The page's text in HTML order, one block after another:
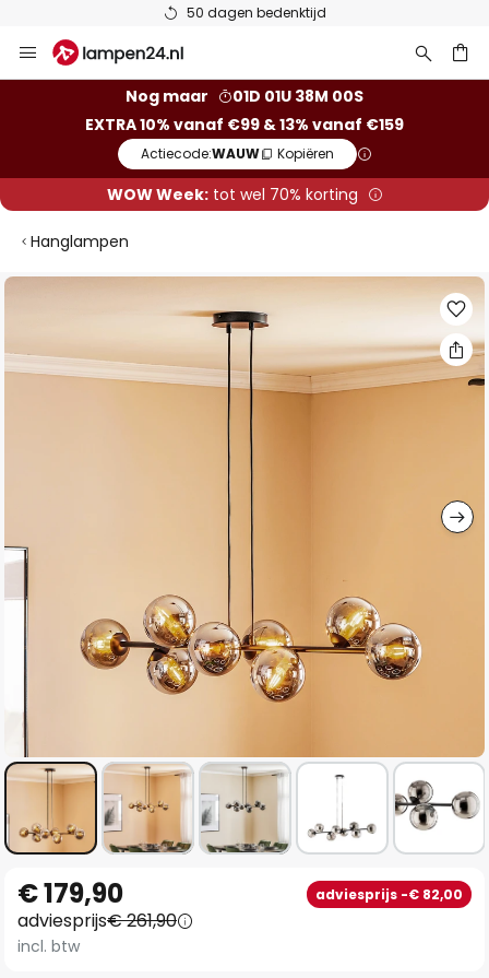
50 dagen bedenktijd
naar
Nog maar
01D 01U 37M 59S
EXTRA 10% vanaf €99 & 13% vanaf €159
Actiecode:WAUW Kopiëren
WOW Week:tot wel 70% korting
Hanglampen
Ga
einde
naar
het
begin
€ 179,90 adviesprijs -€ 82,00
adviesprijs€ 261,90
incl. btw